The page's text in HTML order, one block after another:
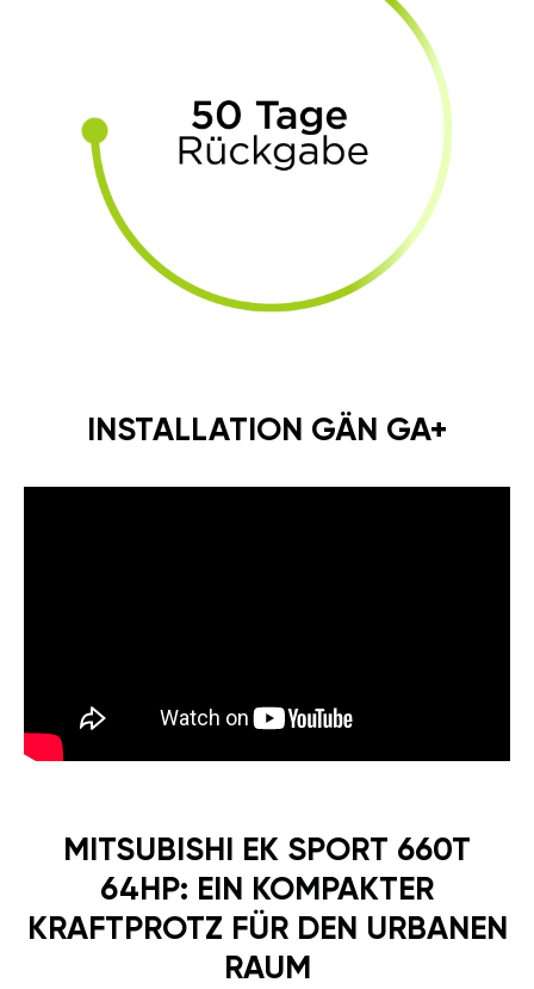
INSTALLATION GÄN GA+
MITSUBISHI EK SPORT 660T
64HP: EIN KOMPAKTER
KRAFTPROTZ FÜR DEN URBANEN
RAUM